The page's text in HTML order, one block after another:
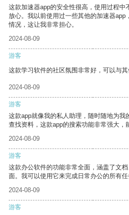
这款加速器app的安全性很高，使用过程中
放心。我以前使用过一些其他的加速器app
情况，这让我非常担心。
2024-08-09
游客
这款学习软件的社区氛围非常好，可以与其
2024-08-09
游客
这款app就像我的私人助理，随时随地为我
查找资料，这款app的搜索功能非常强大，
2024-08-09
游客
这款办公软件的功能非常全面，涵盖了文
面。我可以使用它来完成日常办公的所有任
2024-08-09
游客